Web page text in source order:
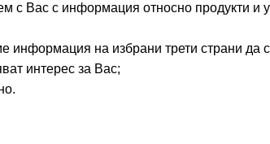
с информация относно продукти и
на избрани трети страни да
интерес за Вас;